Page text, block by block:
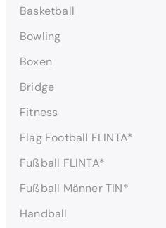
e
Basketball
Bowling
Boxen
Bridge
Fitness
Flag Football FLINTA*
Fußball FLINTA*
Fußball Männer TIN*
Handball